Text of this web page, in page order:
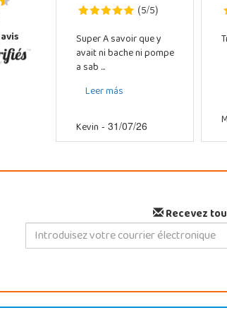
avis
(5/5)
Super A savoir que y
avait ni bache ni pompe
a sab ...
Leer más
Kevin - 31/07/26
Recevez